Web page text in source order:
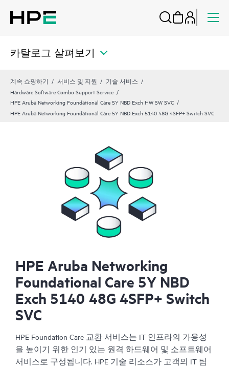
카탈로그 살펴보기
계속 쇼핑하기 서비스 및 지원
기술 서비스
Hardware Software Combo Support Service
HPE Aruba Networking Foundational Care 5Y NBD Exch HW SW SVC
HPE Aruba Networking Foundational Care 5Y NBD Exch 5140 48G 4SFP+ Switch SVC
HPE Aruba Networking
Foundational Care 5Y NBD
Exch 5140 48G 4SFP+ Switch
SVC
HPE Foundation Care 교환 서비스는 IT 인프라의 가용성
을 높이기 위한 인기 있는 원격 하드웨어 및 소프트웨어
서비스로 구성됩니다. HPE 기술 리소스가 고객의 IT 팀